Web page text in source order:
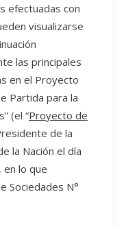
efectuadas con
visualizarse
las principales
en el Proyecto
Partida para la
(el “Proyecto de
de la
la Nación el día
lo que
Sociedades N°